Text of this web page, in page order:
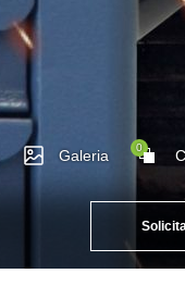
Galeria 0